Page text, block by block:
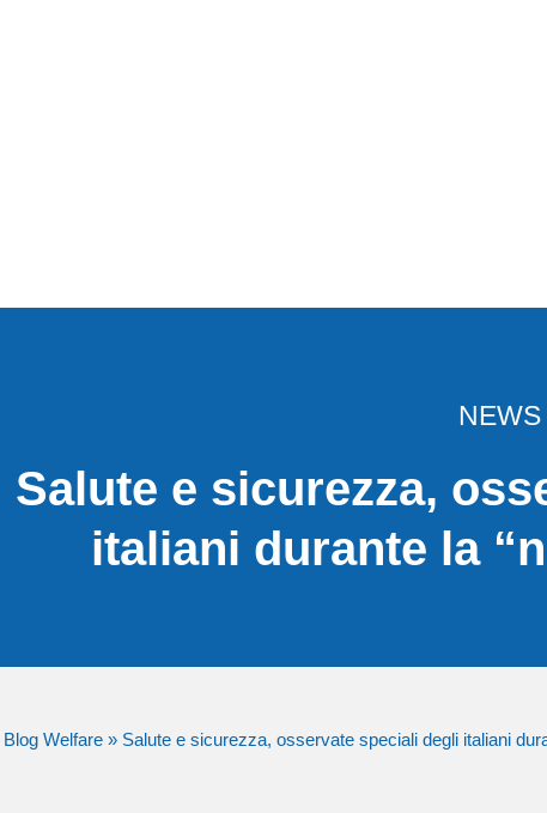
NEWS
Salute e sicurezza,
italiani durante la
Blog Welfare» Salute e sicurezza, osservate speciali degli italiani